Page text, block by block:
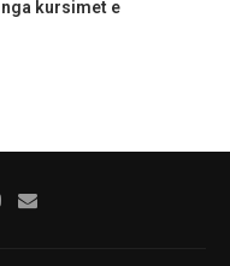
kursimet e